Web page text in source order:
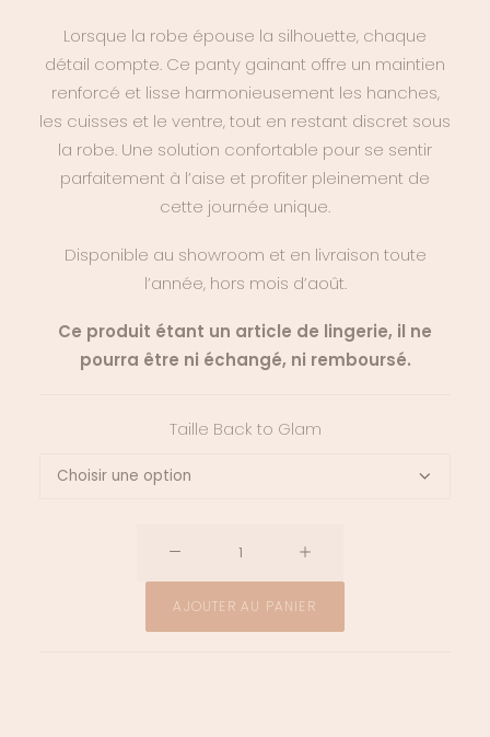
Lorsque la robe épouse la silhouette, chaque
détail compte. Ce panty gainant offre un maintien
renforcé et lisse harmonieusement les hanches,
les cuisses et le ventre, tout en restant discret sous
la robe. Une solution confortable pour se sentir
parfaitement à l’aise et profiter pleinement de
cette journée unique.
Disponible au showroom et en livraison toute
l’année, hors mois d’août.
Ce produit étant un article de lingerie, il ne
pourra être ni échangé, ni remboursé.
Taille Back to Glam
AJOUTER AU PANIER